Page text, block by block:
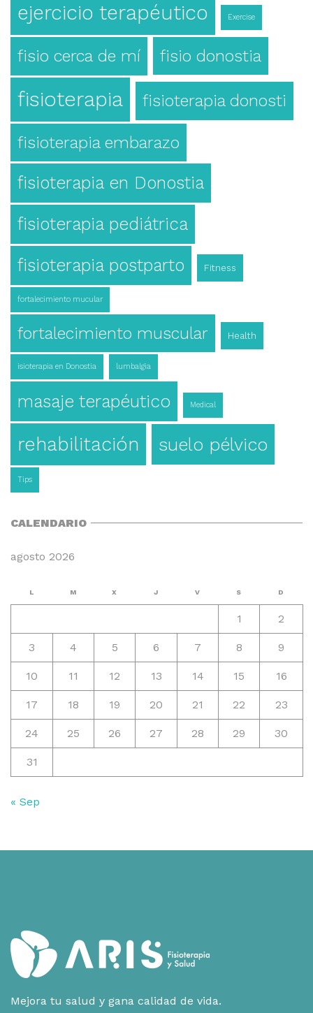
ejercicio terapéutico Exercise
fisio cerca de mí fisio donostia
fisioterapia fisioterapia donosti
fisioterapia embarazo
fisioterapia en Donostia
fisioterapia pediátrica
fisioterapia postparto Fitness
fortalecimiento mucular
fortalecimiento muscular Health
isioterapia en Donostia lumbalgia
masaje terapéutico Medical
rehabilitación suelo pélvico
Tips
CALENDARIO
agosto 2026
L M X J V S D
1 2
3 4 5 6 7 8 9
10 11 12 13 14 15 16
17 18 19 20 21 22 23
24 25 26 27 28 29 30
31
« Sep
Mejora tu salud y gana calidad de vida.